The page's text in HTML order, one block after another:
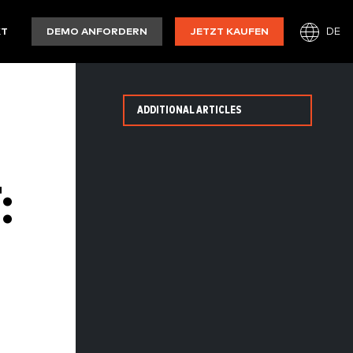
DEMO ANFORDERN JETZT KAUFEN DE
ADDITIONAL ARTICLES